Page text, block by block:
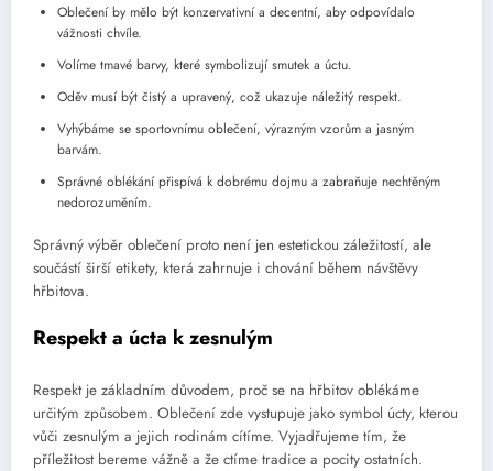
Oblečení by mělo být konzervativní a decentní, aby odpovídalo
vážnosti chvíle.
Volíme tmavé barvy, které symbolizují smutek a úctu.
Oděv musí být čistý a upravený, což ukazuje náležitý respekt.
Vyhýbáme se sportovnímu oblečení, výrazným vzorům a jasným
barvám.
Správné oblékání přispívá k dobrému dojmu a zabraňuje nechtěným
nedorozuměním.
Správný výběr oblečení proto není jen estetickou záležitostí, ale
součástí širší etikety, která zahrnuje i chování během návštěvy
hřbitova.
Respekt a úcta k zesnulým
Respekt je základním důvodem, proč se na hřbitov oblékáme
určitým způsobem. Oblečení zde vystupuje jako symbol úcty, kterou
vůči zesnulým a jejich rodinám cítíme. Vyjadřujeme tím, že
příležitost bereme vážně a že ctíme tradice a pocity ostatních.